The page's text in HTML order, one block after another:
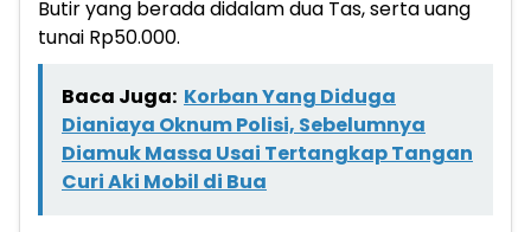
Butir yang berada didalam dua Tas, serta uang
tunai Rp50.000.
Baca Juga: Korban Yang Diduga
Dianiaya Oknum Polisi, Sebelumnya
Diamuk Massa Usai Tertangkap Tangan
Curi Aki Mobil di Bua